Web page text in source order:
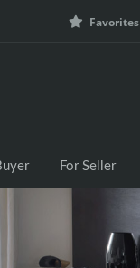
Favorites
For Seller